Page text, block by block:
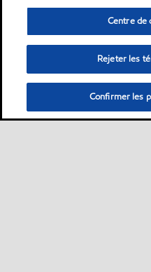
Centre de
Rejeter les
Confirmer les